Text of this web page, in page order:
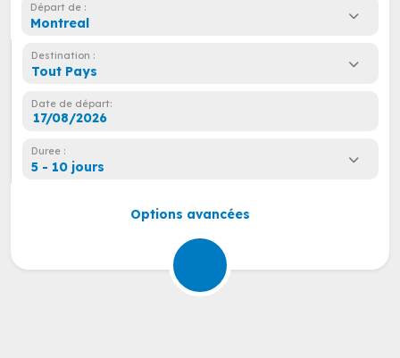
Départ de :
Montreal
Destination :
Tout Pays
Date de départ:
Duree :
5 - 10 jours
Options avancées